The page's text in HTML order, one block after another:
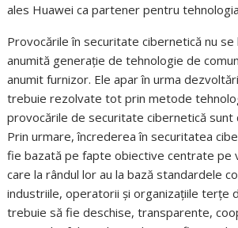
ales Huawei ca partener pentru
Provocările în securitate cibernetică nu se
anumită generație de tehnologie de
anumit furnizor. Ele apar în urma
trebuie rezolvate tot prin metode
provocările de securitate cibernetică sunt
Prin urmare, încrederea în securitatea
fie bazată pe fapte obiective centrate pe
care la rândul lor au la bază standardele
industriile, operatorii și organizațiile terțe
trebuie să fie deschise, transparente,